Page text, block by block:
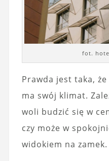
fot.
Prawda jest taka,
ma swój klimat.
woli budzić się w
czy może w
widokiem na zamek.